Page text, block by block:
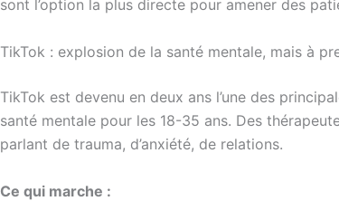
sont l’option la plus directe pour amener des
TikTok : explosion de la santé mentale, mais à
TikTok est devenu en deux ans l’une des
santé mentale pour les 18-35 ans. Des
parlant de trauma, d’anxiété, de relations.
Ce qui marche :